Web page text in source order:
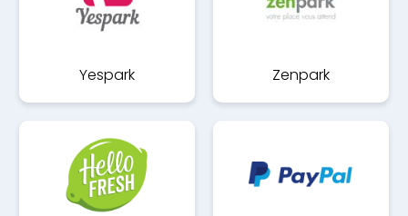
Yespark Zenpark